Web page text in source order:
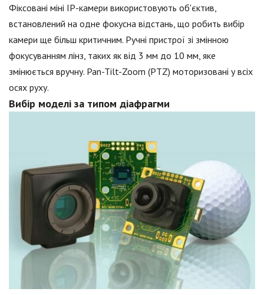
Фіксовані міні IP-камери використовують об'єктив,
встановлений на одне фокусна відстань, що робить вибір
камери ще більш критичним. Ручні пристрої зі змінною
фокусуванням лінз, таких як від 3 мм до 10 мм, яке
змінюється вручну. Pan-Tilt-Zoom (PTZ) моторизовані у всіх
осях руху.
Вибір моделі за типом діафрагми